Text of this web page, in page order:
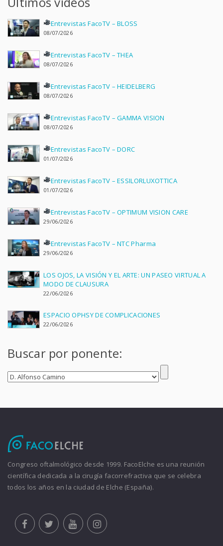
Entrevistas FacoTV – BLOSS
08/07/2026
Entrevistas FacoTV – THEA
08/07/2026
Entrevistas FacoTV – HEIDELBERG
08/07/2026
Entrevistas FacoTV – GAMMA VISION
08/07/2026
Entrevistas FacoTV – DORC
01/07/2026
Entrevistas FacoTV – ESSILORLUXOTTICA
01/07/2026
Entrevistas FacoTV – OPTIMUM VISION CARE
29/06/2026
Entrevistas FacoTV – NTC Pharma
29/06/2026
LOS OJOS, LA VISIÓN Y EL ARTE: UN PASEO VIRTUAL A
MODO DE CLAUSURA
22/06/2026
ESPACIO OPHSY DE COMPLICACIONES
22/06/2026
Buscar por ponente:
Congreso oftalmológico desde 1999. FacoElche es una reunión
científica dedicada a la cirugía facorrefractiva que se celebra
todos los años en la ciudad de Elche (España).